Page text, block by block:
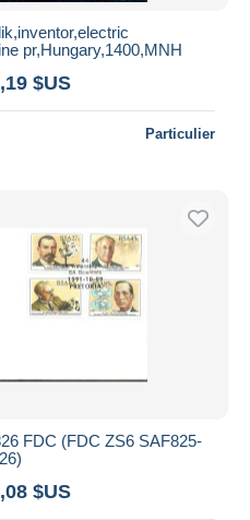
pr,Hungary,1400,MNH
$US
Particulier
FDC (FDC ZS6 SAF825-
$US